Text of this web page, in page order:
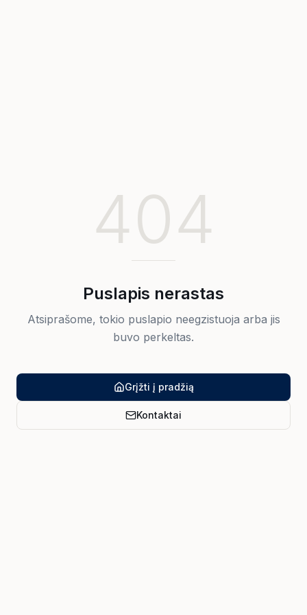
404
Puslapis nerastas
Atsiprašome, tokio puslapio neegzistuoja arba jis
buvo perkeltas.
Grįžti į pradžią
Kontaktai